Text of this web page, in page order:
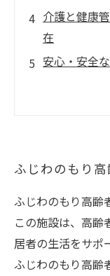
介護と健康
在
安心・安全
ふじわのもり
ふじわのもり高齢
この施設は、高齢
居者の生活をサポ
ふじわのもり高齢